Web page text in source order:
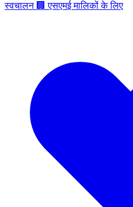
स्वचालन 🏢 एसएमई मालिकों के लिए